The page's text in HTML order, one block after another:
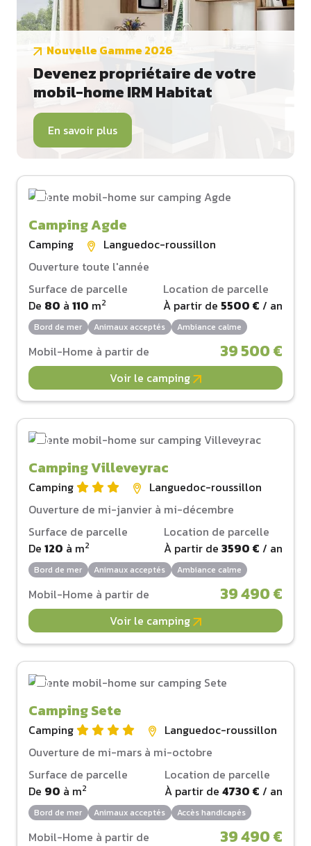
Nouvelle Gamme 2026
Devenez propriétaire de votre
mobil-home IRM Habitat
En savoir plus
Camping Agde
Camping
Languedoc-roussillon
Ouverture toute l'année
Surface de parcelle
De 80 à 110 m2
Location de parcelle
À partir de 5500 € / an
Bord de mer Animaux acceptés Ambiance calme
Mobil-Home à partir de 39 500 €
Voir le camping
Camping Villeveyrac
Camping
Languedoc-roussillon
Ouverture de mi-janvier à mi-décembre
Surface de parcelle
De 120 à m2
Location de parcelle
À partir de 3590 € / an
Bord de mer Animaux acceptés Ambiance calme
Mobil-Home à partir de 39 490 €
Voir le camping
Camping Sete
Camping
Languedoc-roussillon
Ouverture de mi-mars à mi-octobre
Surface de parcelle
De 90 à m2
Location de parcelle
À partir de 4730 € / an
Bord de mer Animaux acceptés Accès handicapés
Mobil-Home à partir de 39 490 €